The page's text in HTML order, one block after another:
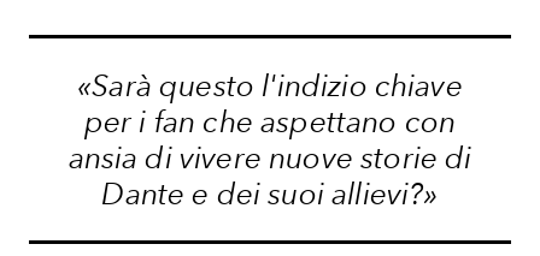
«Sarà questo l'indizio chiave
per i fan che aspettano con
ansia di vivere nuove storie di
Dante e dei suoi allievi?»